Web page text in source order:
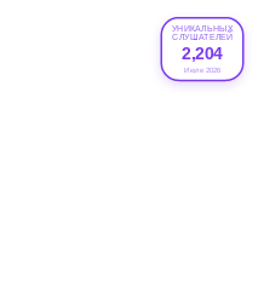
УНИКАЛЬНЫХ
СЛУШАТЕЛЕЙ
2,204
Июле 2026